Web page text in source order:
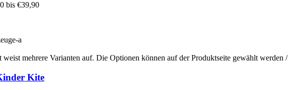
bis €39,90
weist mehrere Varianten auf. Die Optionen können auf der Produktseite gewählt werden /
Kite